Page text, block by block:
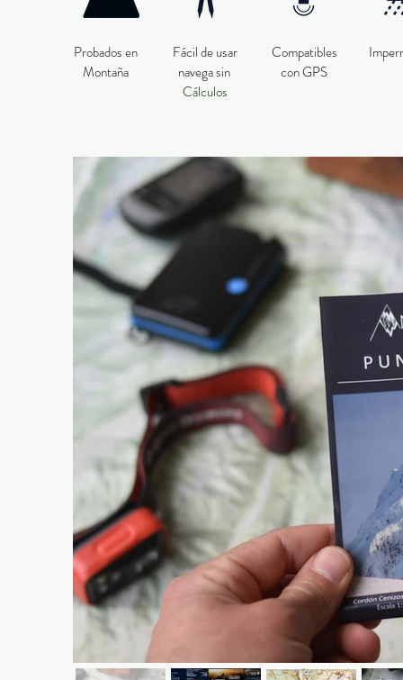
Probados en
Montaña
Fácil de usar
navega sin
Cálculos
Compatibles
con GPS